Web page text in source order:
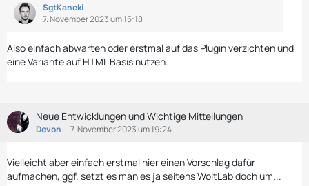
Allerdings muss man hierbei dazu sagen dass die Basis des
selbstverständlich in die Jahre gekommen ist und ein
wirklich (technisch) sauberes Upgrade für das WSC 6 einen
soll…
SgtKaneki
7. November 2023 um 15:18
Also einfach abwarten oder erstmal auf das Plugin verzichten und
eine Variante auf HTML Basis nutzen.
Neue Entwicklungen und Wichtige Mitteilungen
Devon 7. November 2023 um 19:24
Vielleicht aber einfach erstmal hier einen Vorschlag dafür
aufmachen, ggf. setzt es man es ja seitens WoltLab doch um...